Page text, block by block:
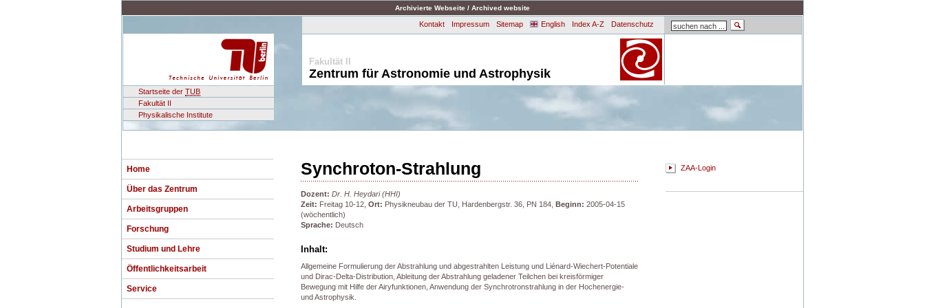
Archivierte Webseite / Archived website
Startseite der TUB
Fakultät II
Physikalische Institute
Kontakt Impressum Sitemap English Index A-Z Datenschutz
Fakultät II
Zentrum für Astronomie und Astrophysik
Home
Über das Zentrum
Arbeitsgruppen
Forschung
Studium und Lehre
Öffentlichkeitsarbeit
Service
Synchroton-Strahlung
Dozent: Dr. H. Heydari (HHI)
Zeit: Freitag 10-12, Ort: Physikneubau der TU, Hardenbergstr. 36, PN 184, Beginn: 2005-04-15
(wöchentlich)
Sprache: Deutsch
Inhalt:
Allgemeine Formulierung der Abstrahlung und abgestrahlten Leistung und Liénard-Wiechert-Potentiale
und Dirac-Delta-Distribution, Ableitung der Abstrahlung geladener Teilchen bei kreisförmiger
Bewegung mit Hilfe der Airyfunktionen, Anwendung der Synchrotronstrahlung in der Hochenergie-
und Astrophysik.
ZAA-Login